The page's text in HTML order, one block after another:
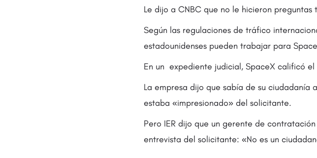
Le dijo a CNBC que no le hicieron
Según las regulaciones de tráfico
estadounidenses pueden trabajar para
En un expediente judicial, SpaceX calificó
La empresa dijo que sabía de su
estaba «impresionado» del solicitante.
Pero IER dijo que un gerente de
entrevista del solicitante: «No es un